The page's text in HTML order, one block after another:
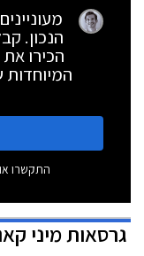
הנכון.
הכירו
המיוחדות
התקשרו או
גרסאותמיני